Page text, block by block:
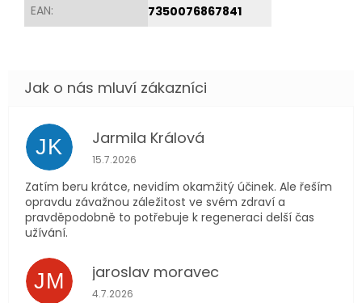
EAN: 7350076867841
JK Jarmila Králová
Hodnocení obchodu je 5 z 5 hvězdiček.
15.7.2026
Zatím beru krátce, nevidím okamžitý účinek. Ale řeším
opravdu závažnou záležitost ve svém zdraví a
pravděpodobně to potřebuje k regeneraci delší čas
užívání.
JM jaroslav moravec
Hodnocení obchodu je 5 z 5 hvězdiček.
4.7.2026